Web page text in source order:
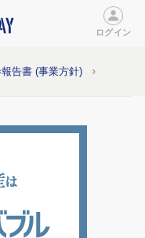
ログイン
告書 (事業方針)